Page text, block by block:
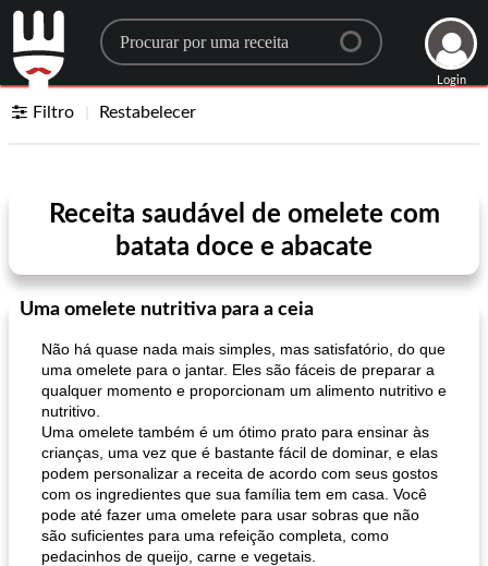
Search for a recipe
Login
Filtro Restabelecer
Receita saudável de omelete com
batata doce e abacate
Uma omelete nutritiva para a ceia
Não há quase nada mais simples, mas satisfatório, do que
uma omelete para o jantar. Eles são fáceis de preparar a
qualquer momento e proporcionam um alimento nutritivo e
nutritivo.
Uma omelete também é um ótimo prato para ensinar às
crianças, uma vez que é bastante fácil de dominar, e elas
podem personalizar a receita de acordo com seus gostos
com os ingredientes que sua família tem em casa. Você
pode até fazer uma omelete para usar sobras que não
são suficientes para uma refeição completa, como
pedacinhos de queijo, carne e vegetais.